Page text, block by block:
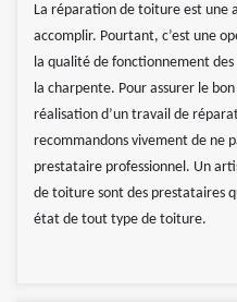
La réparation de toiture est une
accomplir. Pourtant, c’est une
la qualité de fonctionnement
la charpente. Pour assurer le
réalisation d’un travail de
recommandons vivement de ne
prestataire professionnel. Un
de toiture sont des prestataires
état de tout type de toiture.